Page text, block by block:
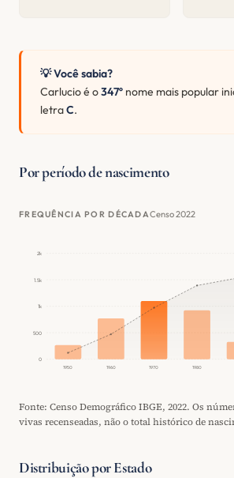
💡 Você sabia?
Carlucio é o347º nome mais popular
letraC.
Por período de nascimento
FREQUÊNCIA POR DÉCADACenso 2022
0
500
1k
1.5k
2k
1950 1960 1970 1980
Fonte: Censo Demográfico IBGE, 2022. Os
vivas recenseadas, não o total histórico de
Distribuição por Estado